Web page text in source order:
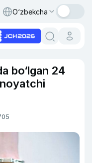
O‘zbekcha
bo‘lgan 24